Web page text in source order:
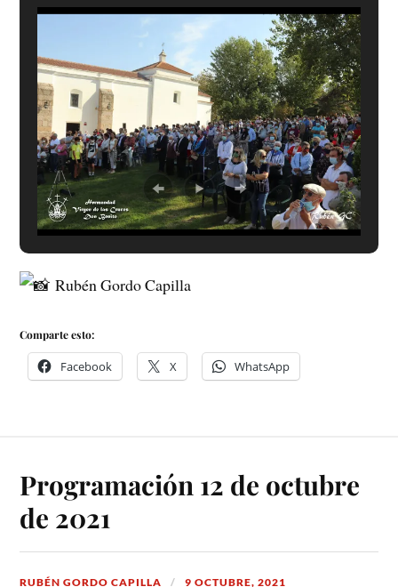
Rubén Gordo Capilla
Comparte esto:
Facebook X WhatsApp
Programación 12 de octubre
de 2021
RUBÉN GORDO CAPILLA 9 OCTUBRE, 2021